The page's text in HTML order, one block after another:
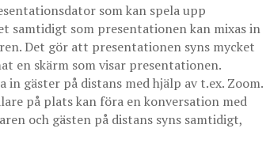
som kan spela upp
som presentationen kan mixas in
Det gör att presentationen syns mycket
en skärm som visar presentationen.
gäster på distans med hjälp av t.ex. Zoom.
på plats kan föra en konversation med
och gästen på distans syns samtidigt,